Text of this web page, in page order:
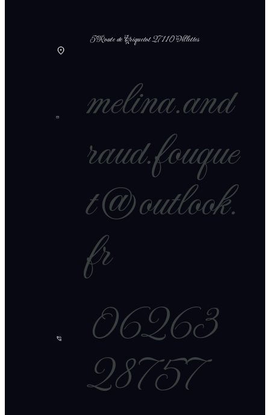
5 Route de Criquetot 27110 Villettes
melina.and
raud.fouque
t@outlook.
fr
06263
28757